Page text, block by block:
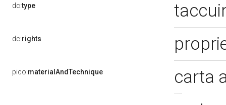
dc:type
dc:rights
pico:materialAndTechnique
carta